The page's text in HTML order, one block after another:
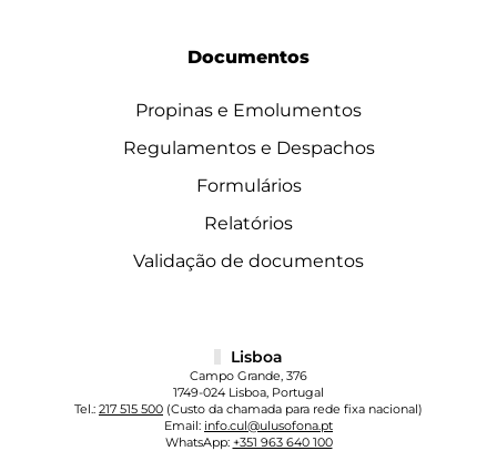
Documentos
Propinas e Emolumentos
Regulamentos e Despachos
Formulários
Relatórios
Validação de documentos
Lisboa
Campo Grande, 376
1749-024 Lisboa, Portugal
Tel.: 217 515 500 (Custo da chamada para rede fixa nacional)
Email: info.cul@ulusofona.pt
WhatsApp: +351 963 640 100